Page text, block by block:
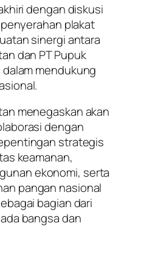
dengan diskusi
plakat
sinergi antara
dan PT Pupuk
mendukung
menegaskan akan
dengan
strategis
keamanan,
ekonomi, serta
pangan nasional
bagian dari
bangsa dan